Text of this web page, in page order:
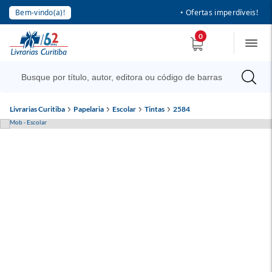
Bem-vindo(a)! • Ofertas imperdíveis!
0
Livrarias Curitiba Papelaria Escolar Tintas 2584